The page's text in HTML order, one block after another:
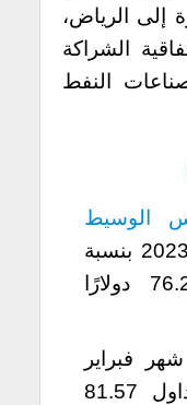
إلى الرياض،
الشراكة
النفط
الوسيط
(WTI) للتسليم في يناير 2023 بنسبة
1.38٪ليتداول مقابل 76.28 دولارًا
فبراير
2023 بنسبة 1.47٪ ليتداول 81.57